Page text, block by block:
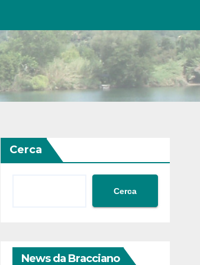
Cerca
Cerca
News da Bracciano